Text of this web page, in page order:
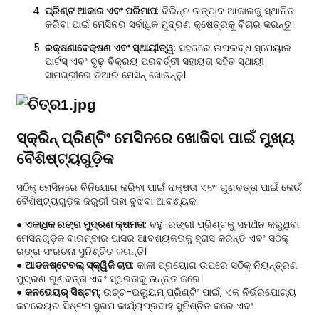
ପ୍ରିଣ୍ଟ ଆକାର ଏବଂ ପରିମାପ: ବିଭିନ୍ନ ଉତ୍ପାଦ ଆକାରକୁ ସ୍ଥାନିତ
କରିବା ପାଇଁ ମେସିନର ସର୍ବାଧିକ ମୁଦ୍ରଣ କ୍ଷେତ୍ରକୁ ବିଚାର କରନ୍ତୁ।
ରକ୍ଷଣାବେକ୍ଷଣ ଏବଂ ସ୍ଥାୟୀତ୍ୱ: ସହଜରେ ଉପଲବ୍ଧ ସ୍ପେୟାର
ପାର୍ଟସ୍ ଏବଂ ଦୃଢ଼ ବିକ୍ରୟ ପରବର୍ତ୍ତୀ ସହାୟତା ସହିତ ସ୍ଥାୟୀ
ସାମଗ୍ରୀରେ ତିଆରି ମେସିନ୍ ଖୋଜନ୍ତୁ।
ସ୍କ୍ରିନ୍ ପ୍ରିଣ୍ଟିଂ ମେସିନରେ ଖୋଜିବା ପାଇଁ ମୁଖ୍ୟ
ବୈଶିଷ୍ଟ୍ୟଗୁଡ଼ିକ
ସଠିକ୍ ମେସିନରେ ବିନିଯୋଗ କରିବା ପାଇଁ ଦକ୍ଷତା ଏବଂ ଗୁଣବତ୍ତା ପାଇଁ କେଉଁ
ବୈଶିଷ୍ଟ୍ୟଗୁଡ଼ିକ ଜରୁରୀ ତାହା ବୁଝିବା ଆବଶ୍ୟକ:
● ଏକାଧିକ ରଙ୍ଗ ମୁଦ୍ରଣ କ୍ଷମତା: ବହୁ-ରଙ୍ଗୀ ପ୍ରିଣ୍ଟକୁ ସମର୍ଥନ କରୁଥିବା
ମେସିନଗୁଡ଼ିକ ବାରମ୍ବାର ପାସର ଆବଶ୍ୟକତାକୁ ହ୍ରାସ କରନ୍ତି ଏବଂ ସଠିକ୍
ରଙ୍ଗ ସଂରଚନା ସୁନିଶ୍ଚିତ କରନ୍ତି।
● ଆଡଜଷ୍ଟେବଲ୍ ସ୍କ୍ୱିଜି ଚାପ: କାଳୀ ପ୍ରୟୋଗ ଉପରେ ସଠିକ୍ ନିୟନ୍ତ୍ରଣ
ମୁଦ୍ରଣ ଗୁଣବତ୍ତା ଏବଂ ସ୍ଥିରତାକୁ ଉନ୍ନତ କରେ।
● କନଭେୟର୍ ସିଷ୍ଟମ୍: ଉଚ୍ଚ-ଭଲ୍ୟୁମ୍ ପ୍ରିଣ୍ଟିଂ ପାଇଁ, ଏକ ନିର୍ଭରଯୋଗ୍ୟ
କନଭେୟର ସିଷ୍ଟମ ସୁଗମ କାର୍ଯ୍ୟପ୍ରବାହ ସୁନିଶ୍ଚିତ କରେ ଏବଂ